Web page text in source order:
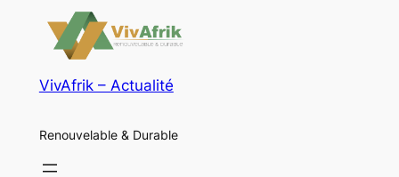
VivAfrik – Actualité
Renouvelable & Durable